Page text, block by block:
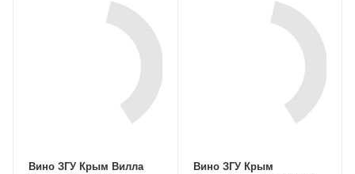
Вино ЗГУ Крым Вилла
Вино ЗГУ Крым